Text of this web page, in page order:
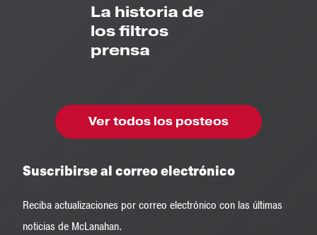
La historia de
los filtros
prensa
Ver todos los posteos
Suscribirse al correo electrónico
Reciba actualizaciones por correo electrónico con las últimas
noticias de McLanahan.